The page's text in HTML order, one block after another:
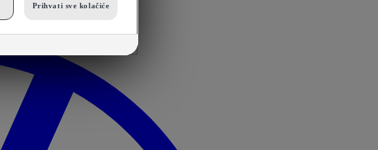
Prihvati sve kolačiće